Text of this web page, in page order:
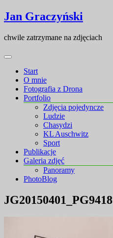
Skip
to
Skip
to
Jan Graczyński
chwile zatrzymane na zdjęciach
Start
O mnie
Fotografia z Drona
Portfolio
Zdjęcia pojedyncze
Ludzie
Chasydzi
KL Auschwitz
Sport
Publikacje
Galeria zdjęć
Panoramy
PhotoBlog
JG20150401_PG9418